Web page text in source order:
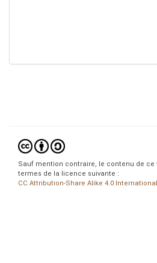
Sauf mention contraire, le contenu de ce
termes de la licence suivante :
CC Attribution-Share Alike 4.0 International